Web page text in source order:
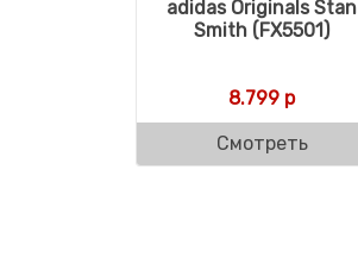
adidas Originals Stan
Smith (FX5501)
8.799 р
Смотреть